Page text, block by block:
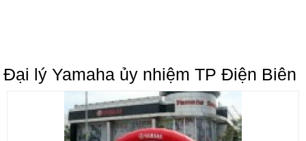
Đại lý Yamaha ủy nhiệm TP Điện Biên